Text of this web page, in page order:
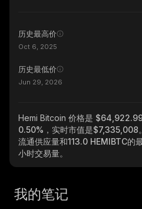
历史最高价
Oct 6, 2025
历史最低价
Jun 29, 2026
Hemi Bitcoin 价格是
0.50% ，实时市值是$7,335,008
流通供应量和113.0 HEMIBTC的
小时交易量。
我的笔记